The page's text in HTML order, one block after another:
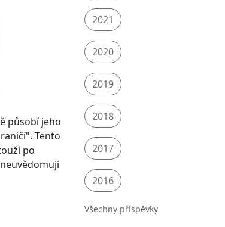
působí jeho
Tento
po
2021
2020
2019
2018
2017
2016
Všechny příspěvky